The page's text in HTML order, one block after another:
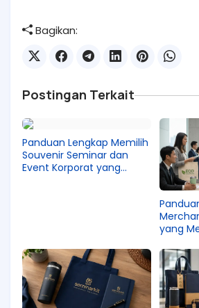
Bagikan:
Postingan Terkait
Panduan Lengkap Memilih
Souvenir Seminar dan
Event Korporat yang
yang